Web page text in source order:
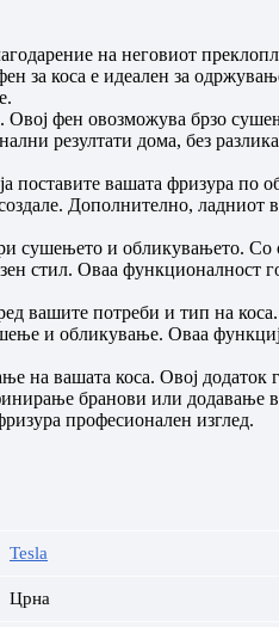
на неговиот
коса е идеален за
фен овозможува брзо
резултати дома, без
поставите вашата фризура по
Дополнително, ладниот
сушењето и обликувањето.
стил. Оваа функционалност
вашите потреби и тип на
и обликување. Оваа
на вашата коса. Овој додаток
бранови или
професионален изглед.
Tesla
Црна